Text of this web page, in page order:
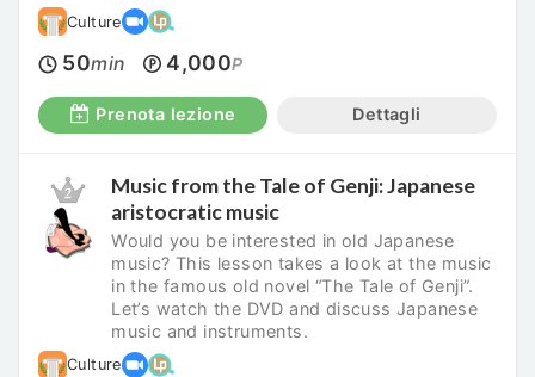
Culture
50min 4,000P
Prenota lezione Dettagli
Music from the Tale of Genji: Japanese
aristocratic music
Would you be interested in old Japanese
music? This lesson takes a look at the music
in the famous old novel “The Tale of Genji”.
Let’s watch the DVD and discuss Japanese
music and instruments.
Culture